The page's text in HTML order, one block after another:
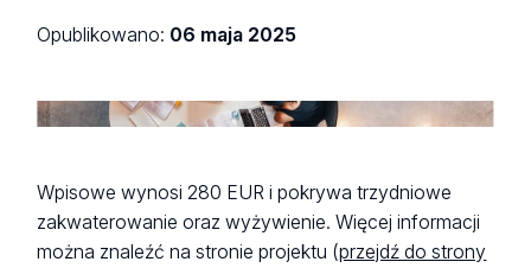
Opublikowano: 06 maja 2025
Wpisowe wynosi 280 EUR i pokrywa trzydniowe
zakwaterowanie oraz wyżywienie. Więcej informacji
można znaleźć na stronie projektu (przejdź do strony